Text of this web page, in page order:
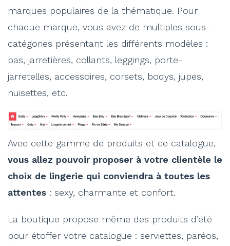
marques populaires de la thématique. Pour
chaque marque, vous avez de multiples sous-
catégories présentant les différents modèles :
bas, jarretières, collants, leggings, porte-
jarretelles, accessoires, corsets, bodys, jupes,
nuisettes, etc.
Avec cette gamme de produits et ce catalogue,
vous allez pouvoir proposer à votre clientèle le
choix de lingerie qui conviendra à toutes les
attentes : sexy, charmante et confort.
La boutique propose même des produits d’été
pour étoffer votre catalogue : serviettes, paréos,